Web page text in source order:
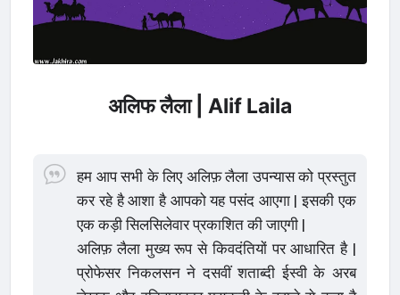
अलिफ लैला | Alif Laila
हम आप सभी के लिए अलिफ़ लैला उपन्यास को प्रस्तुत
कर रहे है आशा है आपको यह पसंद आएगा | इसकी एक
एक कड़ी सिलसिलेवार प्रकाशित की जाएगी |
अलिफ़ लैला मुख्य रूप से किवदंतियों पर आधारित है |
प्रोफेसर निकलसन ने दसवीं शताब्दी ईस्वी के अरब